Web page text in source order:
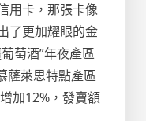
用卡，那張卡像
了更加耀眼的金
萄酒”年夜產區
薩萊思特點產區
加12%，發賣額